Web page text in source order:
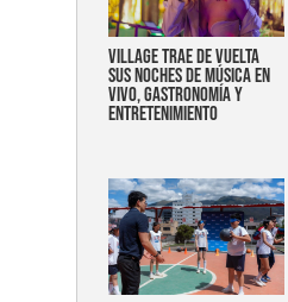
Village trae de vuelta
sus noches de música en
vivo, gastronomía y
entretenimiento